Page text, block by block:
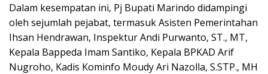
Dalam kesempatan ini, Pj Bupati Marindo didampingi
oleh sejumlah pejabat, termasuk Asisten Pemerintahan
Ihsan Hendrawan, Inspektur Andi Purwanto, ST., MT,
Kepala Bappeda Imam Santiko, Kepala BPKAD Arif
Nugroho, Kadis Kominfo Moudy Ari Nazolla, S.STP., MH